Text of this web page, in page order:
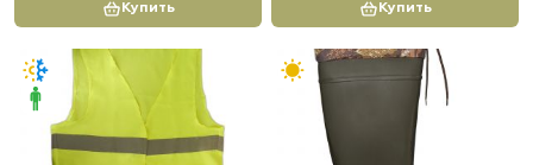
Купить Купить